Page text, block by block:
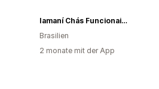
Iamaní Chás Funcionais Orgânicos
Brasilien
2 monate mit der App